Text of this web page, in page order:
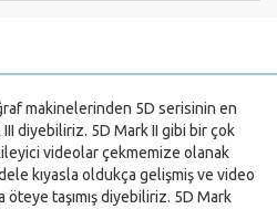
makinelerinden 5D serisinin en
diyebiliriz. 5D Mark II gibi bir çok
videolar çekmemize olanak
kıyasla oldukça gelişmiş ve video
öteye taşımış diyebiliriz. 5D Mark